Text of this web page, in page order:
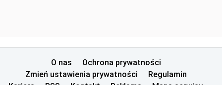
O nas
Ochrona prywatności
Zmień ustawienia prywatności
Regulamin